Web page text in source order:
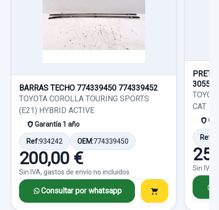
Sin IVA, gastos de envío no incluidos.
Consultar por whatsapp
Ref:758258
30,00 €
Sin IVA, gastos de envío no incluidos.
Consultar por whatsapp
TOYOTA YARIS (KSP9/SCP9/NLP9) BLUE
Garantía 1 año
30,00 €
Consultar por whatsapp
BARRAS TECHO 774339450 774339452
TOYOTA COROLLA TOURING SPORTS
(E21) HYBRID ACTIVE
Garantía 1 año
Ref:934242 OEM:774339450
200,00 €
Sin IVA, gastos de envío no incluidos.
Consultar por whatsapp
CAT
Ref:
Sin IVA,